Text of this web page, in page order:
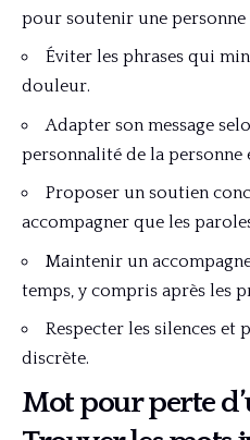
pour soutenir une personne
Éviter les phrases qui
douleur.
Adapter son message
personnalité de la personne
Proposer un soutien
accompagner que les
Maintenir un
temps, y compris après les
Respecter les silences
discrète.
Mot pour perte